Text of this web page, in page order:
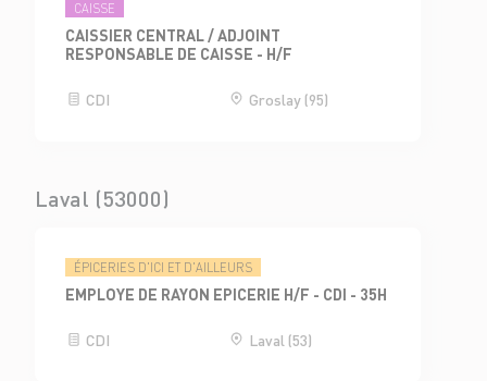
CAISSE
CAISSIER CENTRAL / ADJOINT
RESPONSABLE DE CAISSE - H/F
CDI Groslay (95)
Laval (53000)
ÉPICERIES D'ICI ET D'AILLEURS
EMPLOYE DE RAYON EPICERIE H/F - CDI - 35H
CDI Laval (53)